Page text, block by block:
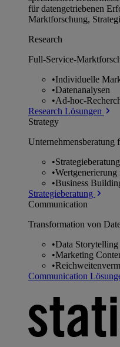
für datengetriebenen
Marktforschung,
Research
Full-Service-
•Individuelle
•Datenanalysen
•Ad-hoc-
Research Lösungen
Strategy
•Strategieberatung
•Wertgenerierung
•Business
Strategieberatung
Communication
Transformation von
•Data Storytelling
•Marketing
•
Communication